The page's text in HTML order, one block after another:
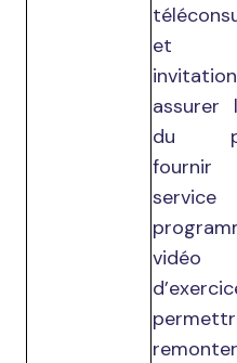
et
assurer
du
vidéo